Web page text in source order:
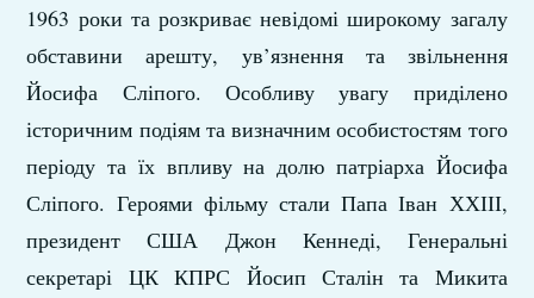
1963 роки та розкриває невідомі широкому загалу
обставини арешту, ув’язнення та звільнення
Йосифа Сліпого. Особливу увагу приділено
історичним подіям та визначним особистостям того
періоду та їх впливу на долю патріарха Йосифа
Сліпого. Героями фільму стали Папа Іван ХХІІІ,
президент США Джон Кеннеді, Генеральні
секретарі ЦК КПРС Йосип Сталін та Микита